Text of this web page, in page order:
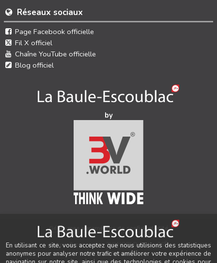
Réseaux sociaux
Page Facebook officielle
Fil X officiel
Chaîne YouTube officielle
Blog officiel
by
Gérer mes paramètres de confidentialité
Auteur & conception 3V.WORLD&New3S ®
© 2021-2026 New3S®
En utilisant ce site, vous acceptez que nous utilisions des statistiques
anonymes pour analyser notre trafic et améliorer votre expérience de